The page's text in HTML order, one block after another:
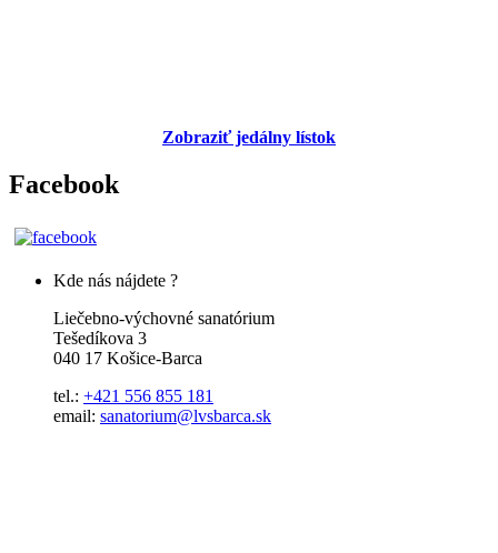
Zobraziť jedálny lístok
Facebook
Kde nás nájdete ?
Liečebno-výchovné sanatórium
Tešedíkova 3
040 17 Košice-Barca
tel.: +421 556 855 181
email: sanatorium@lvsbarca.sk